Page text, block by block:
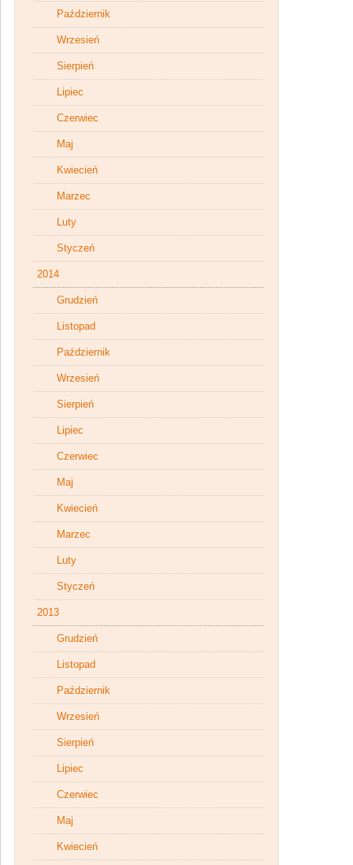
Październik
Wrzesień
Sierpień
Lipiec
Czerwiec
Maj
Kwiecień
Marzec
Luty
Styczeń
2014
Grudzień
Listopad
Październik
Wrzesień
Sierpień
Lipiec
Czerwiec
Maj
Kwiecień
Marzec
Luty
Styczeń
2013
Grudzień
Listopad
Październik
Wrzesień
Sierpień
Lipiec
Czerwiec
Maj
Kwiecień